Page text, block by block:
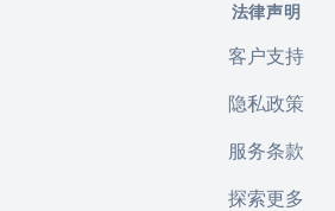
法律声明
客户支持
隐私政策
服务条款
探索更多